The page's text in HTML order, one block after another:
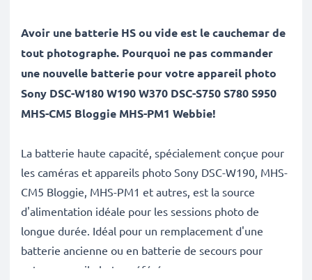
Avoir une batterie HS ou vide est le cauchemar de
tout photographe. Pourquoi ne pas commander
une nouvelle batterie pour votre appareil photo
Sony DSC-W180 W190 W370 DSC-S750 S780 S950
MHS-CM5 Bloggie MHS-PM1 Webbie!
La batterie haute capacité, spécialement conçue pour
les caméras et appareils photo Sony DSC-W190, MHS-
CM5 Bloggie, MHS-PM1 et autres, est la source
d'alimentation idéale pour les sessions photo de
longue durée. Idéal pour un remplacement d'une
batterie ancienne ou en batterie de secours pour
votre appareil photo préféré.